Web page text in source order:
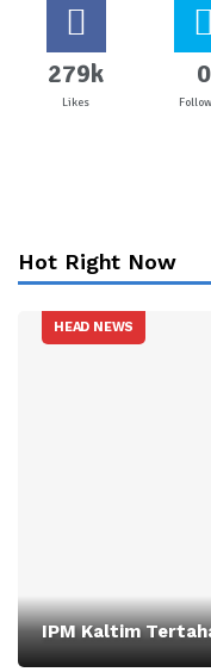
279k
Likes
0
Hot Right Now
HEAD NEWS
IPM Kaltim